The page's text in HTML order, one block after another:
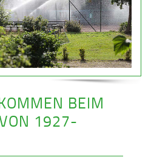
BEIM
1927-